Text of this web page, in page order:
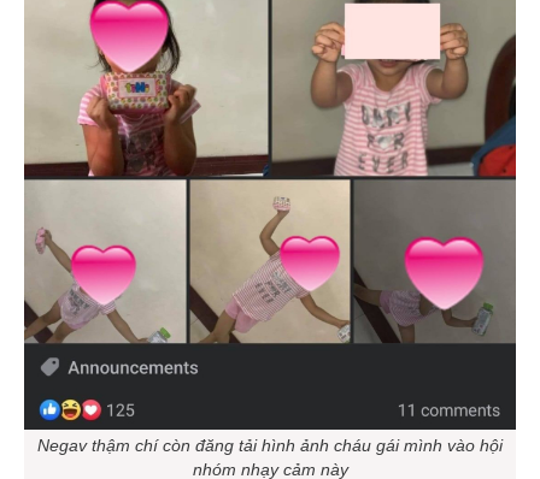
Negav thậm chí còn đăng tải hình ảnh cháu gái mình vào hội
nhóm nhạy cảm này